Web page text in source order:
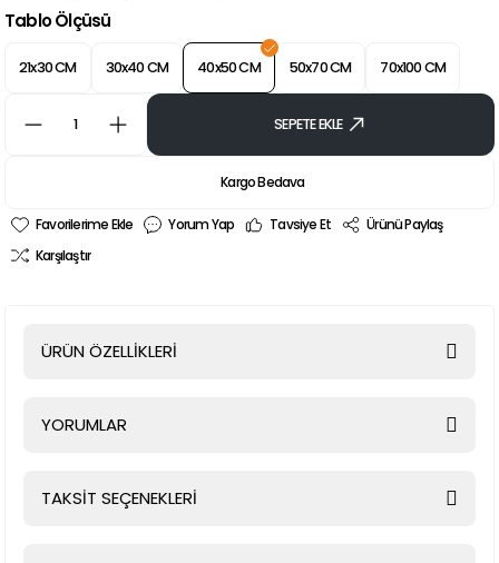
Tablo Ölçüsü
21x30 CM 30x40 CM 40x50 CM 50x70 CM 70x100 CM
SEPETE EKLE
Kargo Bedava
Yorum Yap Tavsiye Et
Ürünü Paylaş
Karşılaştır
ÜRÜN ÖZELLİKLERİ
YORUMLAR
TAKSİT SEÇENEKLERİ